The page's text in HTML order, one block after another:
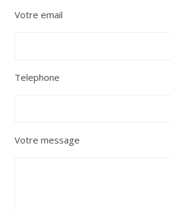
Votre email
Telephone
Votre message